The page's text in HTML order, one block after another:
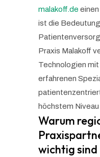
malakoff.de
ist die
Praxis Malakoff
Technologien
erfahrenen
höchstem Niveau
Warum
wichtig sind